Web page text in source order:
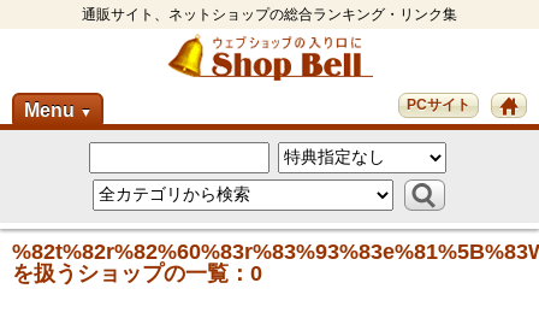
通販サイト、ネットショップの総合ランキング・リンク集
Menu ▼ PCサイト
を扱うショップの一覧：0